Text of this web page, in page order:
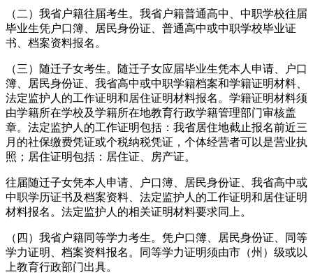
（二）我省户籍往届考生。我省户籍普通高中、中职学校往届
毕业生凭户口簿、居民身份证、普通高中或中职学校毕业证
书、档案资料报名。
（三）随迁子女考生。随迁子女应届毕业生凭本人申请、户口
簿、居民身份证、我省高中或中职学籍档案和学籍证明材料、
法定监护人的工作证明和居住证明材料报名。学籍证明材料须
由学籍所在学校及学籍所在地教育行政学籍管理部门审核盖
章。法定监护人的工作证明包括：我省居住地截止报名前近三
月的社保缴费凭证或个税纳税凭证，个体经营者可以是营业执
照；居住证明包括：居住证、房产证。
往届随迁子女凭本人申请、户口簿、居民身份证、我省高中或
中职学历证书及档案资料、法定监护人的工作证明和居住证明
材料报名。法定监护人的相关证明材料要求同上。
（四）我省户籍同等学力考生。凭户口簿、居民身份证、同等
学力证明、档案资料报名。同等学力证明须由市（州）级或以
上教育行政部门出具。